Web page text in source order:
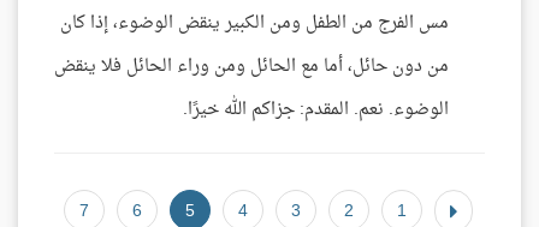
مس الفرج من الطفل ومن الكبير ينقض الوضوء، إذا كان
من دون حائل، أما مع الحائل ومن وراء الحائل فلا ينقض
الوضوء. نعم. المقدم: جزاكم الله خيرًا.
1
2
3
4
5
6
7